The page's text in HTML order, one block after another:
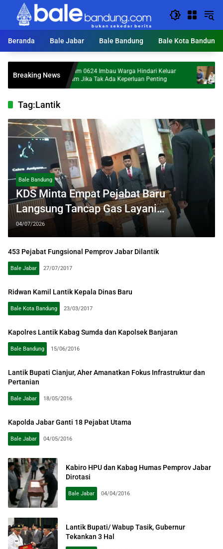
Langsung
konten
Beranda
Bale Jabar Bale Bandung Bale Kota Bandung
Breaking NewsDandim 0624 Imbau Warga Hindari Keluar
Malam Jika Tak Ada Keperluan Penting
Hailuki:
Tag:Lantik
Bale Bandung
KDS Minta Empat Pejabat Baru
Langsung Tancap Gas Layani
Masyarakat
04/07/2026
453 Pejabat Fungsional Pemprov Jabar Dilantik
Bale Jabar 27/07/2017
Ridwan Kamil Lantik Kepala Dinas Baru
Bale Kota Bandung 23/03/2017
Kapolres Lantik Kabag Sumda dan Kapolsek Banjaran
Bale Bandung 15/06/2016
Lantik Bupati Cianjur, Aher Amanatkan Fokus Infrastruktur dan
Pertanian
Bale Jabar 18/05/2016
Kapolda Jabar Ganti 18 Pejabat Utama
Bale Jabar 04/05/2016
Kabiro HPU dan Kabag Humas Pemprov Jabar
Dirotasi
Bale Jabar 04/04/2016
Lantik Bupati/ Wabup Tasik, Gubernur
Tekankan 3 Hal